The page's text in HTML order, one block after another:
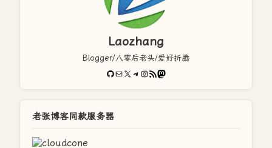
Laozhang
Blogger/八零后老头/爱好折腾
GitHub
电子邮件X Telegram
Instagram
RSS FeedMastodon
老张博客同款服务器